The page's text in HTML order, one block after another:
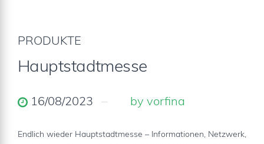
PRODUKTE
Hauptstadtmesse
16/08/2023 by vorfina
Endlich wieder Hauptstadtmesse – Informationen, Netzwerk,